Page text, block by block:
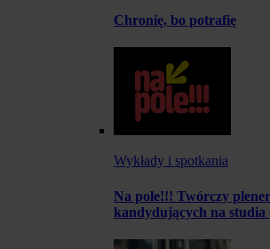
Chronię, bo potrafię
Wykłady i spotkania
Na pole!!! Twórczy
kandydujących na